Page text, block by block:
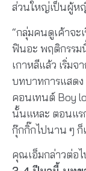
ส่วนใหญ่เป็นผู้ห
“กลุ่มคนดูเค้าจะ
ฟินอะ พฤติกรรม
เกาหลีแล้ว เริ่ม
บทบาทการแสดง
คอนเทนต์ Boy
นั้นแหละ ตอนแร
กุ๊กกิ๊กไปนาน ๆ ก็
คุณเอ็มกล่าวต่อไ